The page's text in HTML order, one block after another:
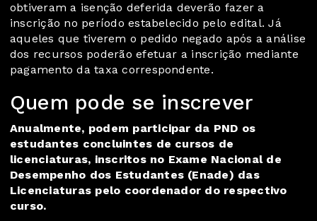
obtiveram a isenção deferida deverão fazer a
inscrição no período estabelecido pelo edital. Já
aqueles que tiverem o pedido negado após a análise
dos recursos poderão efetuar a inscrição mediante
pagamento da taxa correspondente.
Quem pode se inscrever
Anualmente, podem participar da PND os
estudantes concluintes de cursos de
licenciaturas, inscritos no Exame Nacional de
Desempenho dos Estudantes (Enade) das
Licenciaturas pelo coordenador do respectivo
curso.